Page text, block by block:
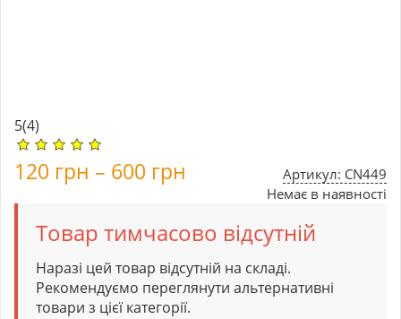
5(4)
Артикул: CN449
Немає в наявності
120 грн – 600 грн
Товар тимчасово відсутній
Наразі цей товар відсутній на складі.
Рекомендуємо переглянути альтернативні
товари з цієї категорії.